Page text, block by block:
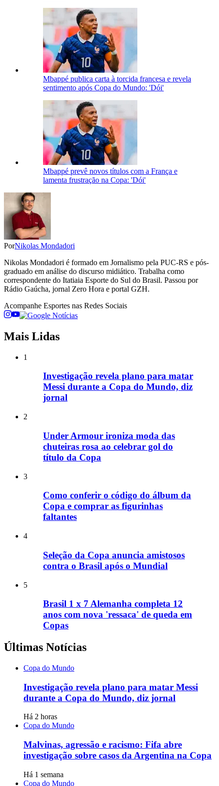
Mbappé publica carta à torcida francesa e revela
sentimento após Copa do Mundo: 'Dói'
Mbappé prevê novos títulos com a França e
lamenta frustração na Copa: 'Dói'
PorNikolas Mondadori
Nikolas Mondadori é formado em Jornalismo pela PUC-RS e pós-
graduado em análise do discurso midiático. Trabalha como
correspondente do Itatiaia Esporte do Sul do Brasil. Passou por
Rádio Gaúcha, jornal Zero Hora e portal GZH.
Acompanhe Esportes nas Redes Sociais
Mais Lidas
1
Investigação revela plano para matar
Messi durante a Copa do Mundo, diz
jornal
2
Under Armour ironiza moda das
chuteiras rosa ao celebrar gol do
título da Copa
3
Como conferir o código do álbum da
Copa e comprar as figurinhas
faltantes
4
Seleção da Copa anuncia amistosos
contra o Brasil após o Mundial
5
Brasil 1 x 7 Alemanha completa 12
anos com nova 'ressaca' de queda em
Copas
Últimas Notícias
Copa do Mundo
Investigação revela plano para matar Messi
durante a Copa do Mundo, diz jornal
Há 2 horas
Copa do Mundo
Malvinas, agressão e racismo: Fifa abre
investigação sobre casos da Argentina na Copa
Há 1 semana
Copa do Mundo